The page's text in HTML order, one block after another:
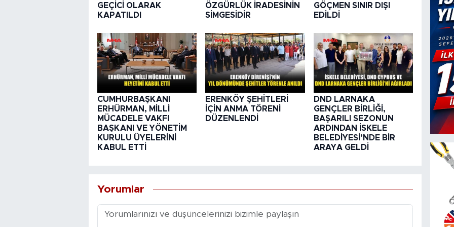
GEÇİCİ OLARAK
KAPATILDI
ÖZGÜRLÜK İRADESİNİN
SİMGESİDİR
GÖÇMEN SINIR DIŞI
EDİLDİ
CUMHURBAŞKANI
ERHÜRMAN, MİLLİ
MÜCADELE VAKFI
BAŞKANI VE YÖNETİM
KURULU ÜYELERİNİ
KABUL ETTİ
ERENKÖY ŞEHİTLERİ
İÇİN ANMA TÖRENİ
DÜZENLENDİ
DND LARNAKA
GENÇLER BİRLİĞİ,
BAŞARILI SEZONUN
ARDINDAN İSKELE
BELEDİYESİ’NDE BİR
ARAYA GELDİ
Yorumlar